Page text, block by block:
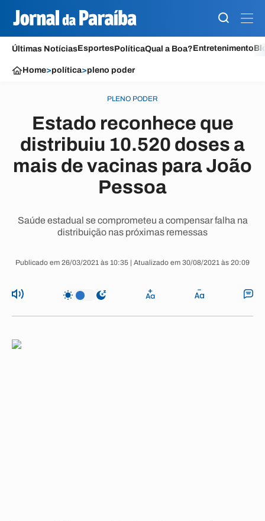
Últimas NotíciasEsportesPolíticaQual a Boa?Entretenimento
Home>política>pleno poder
PLENO PODER
Estado reconhece que
distribuiu 10.520 doses a
mais de vacinas para João
Pessoa
Saúde estadual se comprometeu a compensar falha na
distribuição nas próximas remessas
Publicado em 26/03/2021 às 10:35 | Atualizado em 30/08/2021 às 20:09